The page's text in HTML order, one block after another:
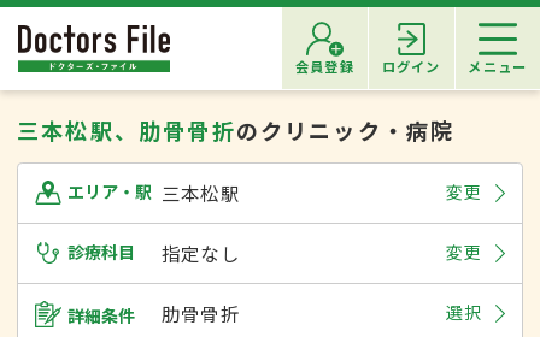
会員登録 ログイン メニュー
三本松駅、肋骨骨折のクリニック・病院
エリア・駅 三本松駅 変更
診療科目 指定なし 変更
詳細条件 肋骨骨折 選択